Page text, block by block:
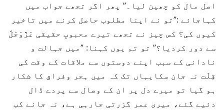
اصل مال کو چھین لیا۔” پھر اگر تجھے جواب میں
کہاجائے :”تو نے اپنا مطلوب حاصل کرنے میں تاخیر
کیوں کی؟ کس چیز نے تجھے تیرے محبوبِ حقیقی عَزَّوَجَلَّ
سے دور کردیا؟” تو تم یوں کہنا: ”میں جہالت و
نادانی کے سبب اپنے دوستوں سے ملاقات کے وقت کی
قِلّت نہ جان سکایہاں تک کہ میں ہجر وفراق کا شکار
ہو گیا تو میرے دل پر ان کے وصال سے پردے ڈال
دئیے گئے، میری عمر گزرتی جارہی ہے، نہ جانے کب